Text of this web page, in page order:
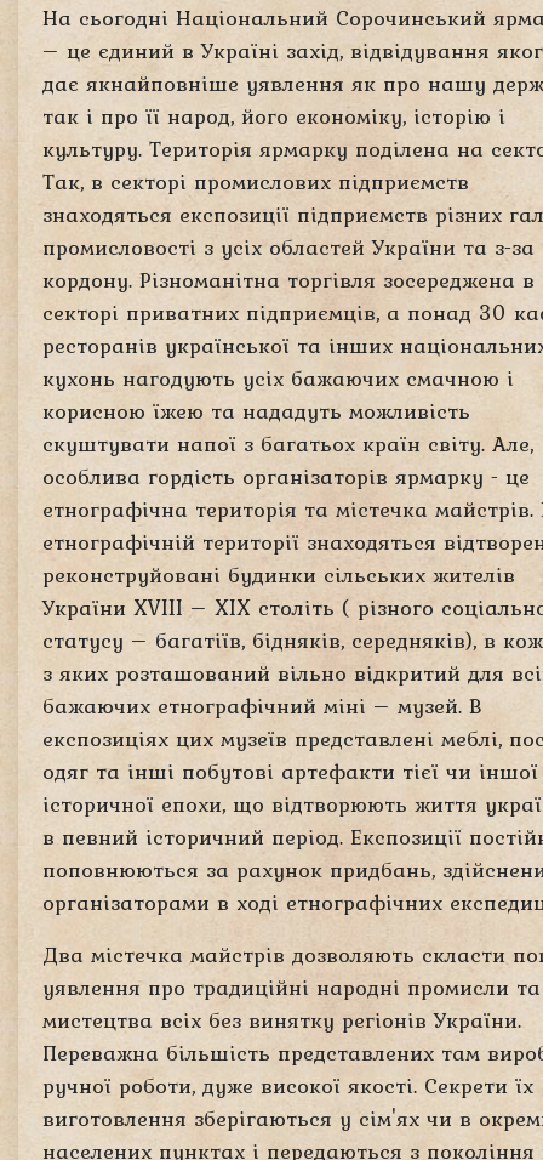
На сьогодні Національний Сорочинський
– це єдиний в Україні захід, відвідування
дає якнайповніше уявлення як про нашу
так і про її народ, його економіку, історію і
культуру. Територія ярмарку поділена на
Так, в секторі промислових підприємств
знаходяться експозиції підприємств різних
промисловості з усіх областей України та з-за
кордону. Різноманітна торгівля зосереджена в
секторі приватних підприємців, а понад 30
ресторанів української та інших
кухонь нагодують усіх бажаючих смачною і
корисною їжею та нададуть можливість
скуштувати напої з багатьох країн світу. Але,
особлива гордість організаторів ярмарку - це
етнографічна територія та містечка
етнографічній території знаходяться
реконструйовані будинки сільських жителів
України XVIII – XIX століть ( різного
статусу – багатіїв, бідняків, середняків), в
з яких розташований вільно відкритий для
бажаючих етнографічний міні – музей. В
експозиціях цих музеїв представлені меблі,
одяг та інші побутові артефакти тієї чи іншої
історичної епохи, що відтворюють життя
в певний історичний період. Експозиції
поповнюються за рахунок придбань,
організаторами в ході етнографічних
Два містечка майстрів дозволяють скласти
уявлення про традиційні народні промисли та
мистецтва всіх без винятку регіонів України.
Переважна більшість представлених там
ручної роботи, дуже високої якості. Секрети їх
виготовлення зберігаються у сім'ях чи в
населених пунктах і передаються з покоління